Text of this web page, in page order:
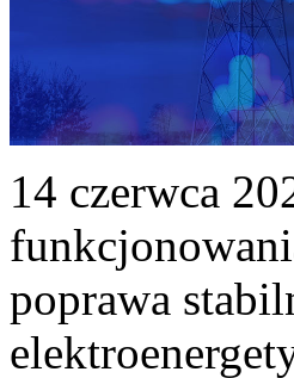
14 czerwca
poprawa